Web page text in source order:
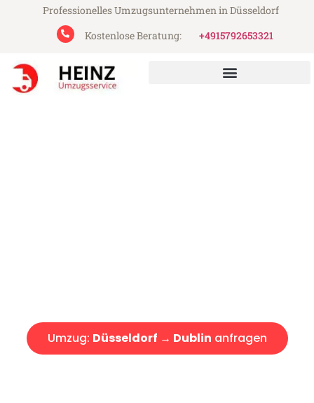
Professionelles Umzugsunternehmen in Düsseldorf
Kostenlose Beratung:
+4915792653321
Umzug: Düsseldorf → Dublin anfragen